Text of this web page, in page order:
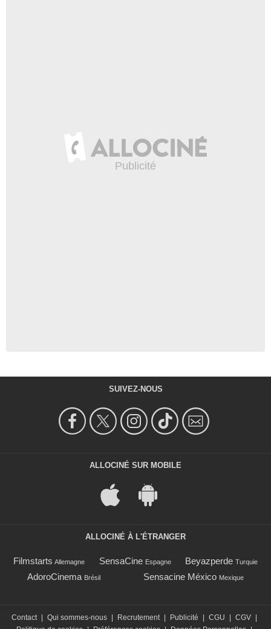
SUIVEZ-NOUS
ALLOCINÉ SUR MOBILE
ALLOCINÉ À L'ÉTRANGER
Filmstarts Allemagne SensaCine Espagne Beyazperde Turquie
AdoroCinema Brésil Sensacine México Mexique
Contact Qui sommes-nous Recrutement Publicité CGU CGV